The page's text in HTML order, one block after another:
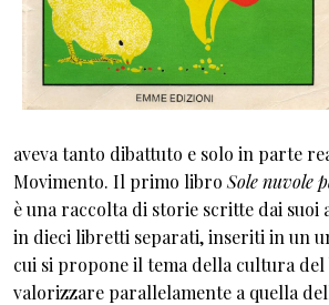
aveva tanto dibattuto e solo in parte
Movimento. Il primo libro Sole nuvole
è una raccolta di storie scritte dai suoi
in dieci libretti separati, inseriti in un
cui si propone il tema della cultura del
valorizzare parallelamente a quella